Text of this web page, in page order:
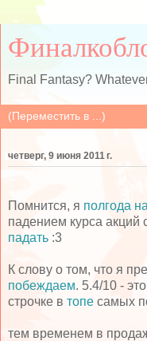
Final Fantasy?
четверг, 9 июня 2011 г.
Помнится, я полгода
падением курса акций
падать :3
К слову о том, что я
побеждаем. 5.4/10 -
строчке в топе самых
тем временем в